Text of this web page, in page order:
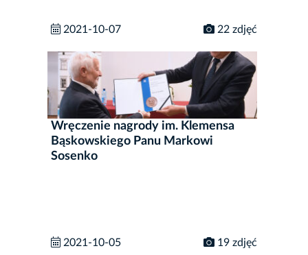
2021-10-07 22 zdjęć
Wręczenie nagrody im. Klemensa
Bąskowskiego Panu Markowi
Sosenko
2021-10-05 19 zdjęć